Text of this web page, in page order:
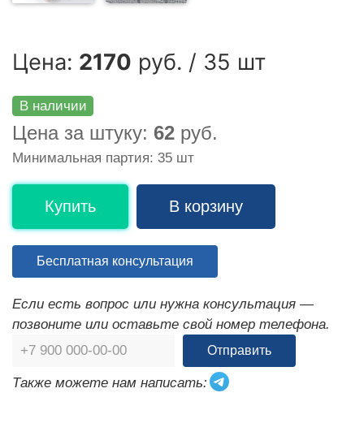
Цена: 2170 руб. / 35 шт
В наличии
Цена за штуку: 62 руб.
Минимальная партия: 35 шт
Купить В корзину
Бесплатная консультация
Если есть вопрос или нужна консультация —
позвоните или оставьте свой номер телефона.
Отправить
Также можете нам написать: